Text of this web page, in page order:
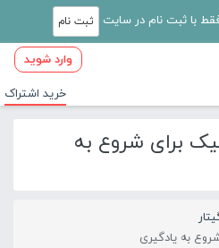
ثبت نام
وارد شوید
خرید اشتراک
برای شروع به
به یادگیری